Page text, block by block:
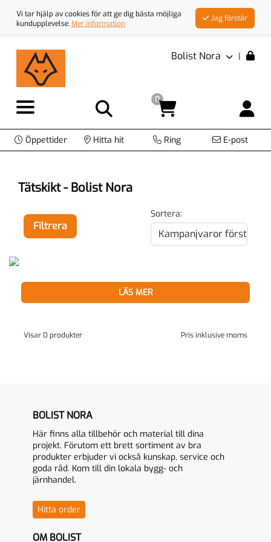
Vi tar hjälp av cookies för att ge dig bästa möjliga
kundupplevelse.Mer information
Jag förstår
Bolist Nora |
0
Öppettider Hitta hit Ring E-post
Tätskikt - Bolist Nora
Filtrera
Sortera:
LÄS MER
Visar 0 produkter Pris inklusive moms
BOLIST NORA
Här finns alla tillbehör och material till dina
projekt. Förutom ett brett sortiment av bra
produkter erbjuder vi också kunskap, service och
goda råd. Kom till din lokala bygg- och
järnhandel.
Hitta order
OM BOLIST